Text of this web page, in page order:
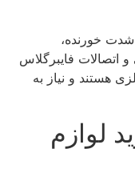
خورنده،
و اتصالات فایبرگلاس
هستند و نیاز به
لوازم